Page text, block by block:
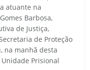
atuante na
Barbosa,
de Justiça,
de Proteção
na manhã desta
Prisional